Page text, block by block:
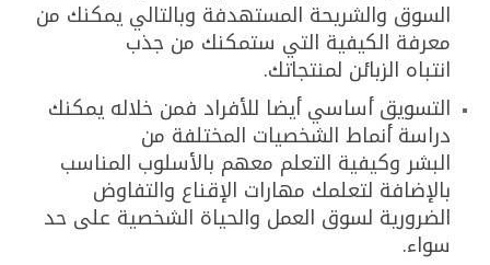
السوق والشريحة المستهدفة وبالتالي يمكنك من
معرفة الكيفية التي ستمكنك من جذب
انتباه الزبائن لمنتجاتك.
التسويق أساسي أيضا للأفراد فمن خلاله يمكنك
دراسة أنماط الشخصيات المختلفة من
البشر وكيفية التعلم معهم بالأسلوب المناسب
بالإضافة لتعلمك مهارات الإقناع والتفاوض
الضرورية لسوق العمل والحياة الشخصية على حد
سواء.